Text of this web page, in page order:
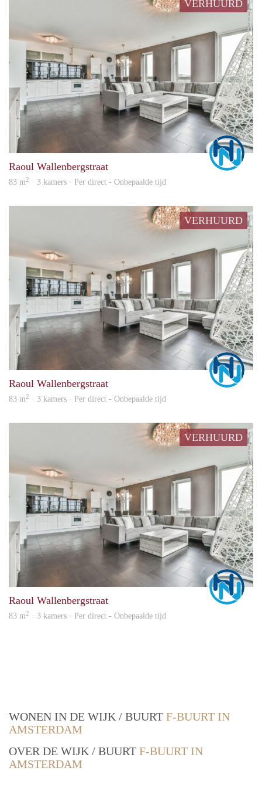
VERHUURD
Raoul Wallenbergstraat
83 m2 · 3 kamers · Per direct - Onbepaalde tijd
VERHUURD
Raoul Wallenbergstraat
83 m2 · 3 kamers · Per direct - Onbepaalde tijd
VERHUURD
Raoul Wallenbergstraat
83 m2 · 3 kamers · Per direct - Onbepaalde tijd
WONEN IN DE WIJK / BUURT F-BUURT IN
AMSTERDAM
OVER DE WIJK / BUURT F-BUURT IN
AMSTERDAM